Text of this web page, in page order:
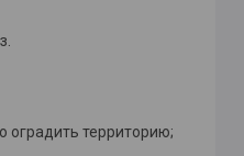
оградить территорию;